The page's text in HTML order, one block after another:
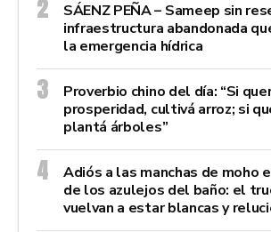
SÁENZ PEÑA – Sameep sin
infraestructura abandonada
la emergencia hídrica
Proverbio chino del día: “Si
prosperidad, cultivá arroz; si
plantá árboles”
Adiós a las manchas de moho
de los azulejos del baño: el
vuelvan a estar blancas y